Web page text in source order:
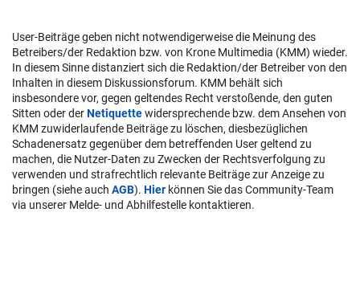
User-Beiträge geben nicht notwendigerweise die Meinung des
Betreibers/der Redaktion bzw. von Krone Multimedia (KMM) wieder.
In diesem Sinne distanziert sich die Redaktion/der Betreiber von den
Inhalten in diesem Diskussionsforum. KMM behält sich
insbesondere vor, gegen geltendes Recht verstoßende, den guten
Sitten oder derNetiquettewidersprechende bzw. dem Ansehen von
KMM zuwiderlaufende Beiträge zu löschen, diesbezüglichen
Schadenersatz gegenüber dem betreffenden User geltend zu
machen, die Nutzer-Daten zu Zwecken der Rechtsverfolgung zu
verwenden und strafrechtlich relevante Beiträge zur Anzeige zu
bringen (siehe auch AGB). Hier können Sie das Community-Team
via unserer Melde- und Abhilfestelle kontaktieren.